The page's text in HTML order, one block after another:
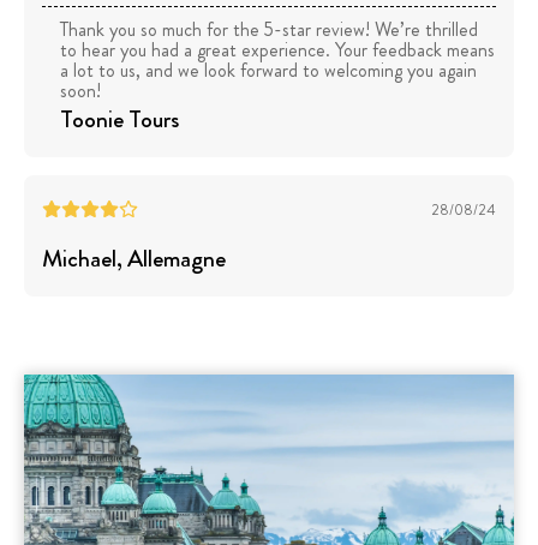
Thank you so much for the 5-star review! We’re thrilled
to hear you had a great experience. Your feedback means
a lot to us, and we look forward to welcoming you again
soon!
Toonie Tours
28/08/24
Michael, Allemagne